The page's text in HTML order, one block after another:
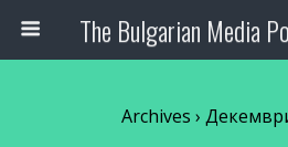
Archives ›